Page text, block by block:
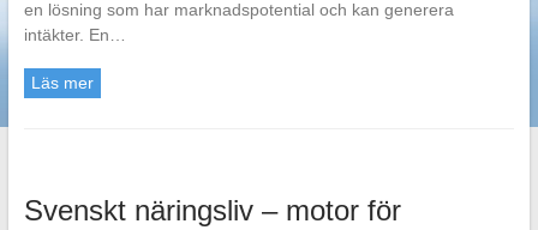
en lösning som har marknadspotential och kan generera
intäkter. En…
Läs mer
Svenskt näringsliv – motor för